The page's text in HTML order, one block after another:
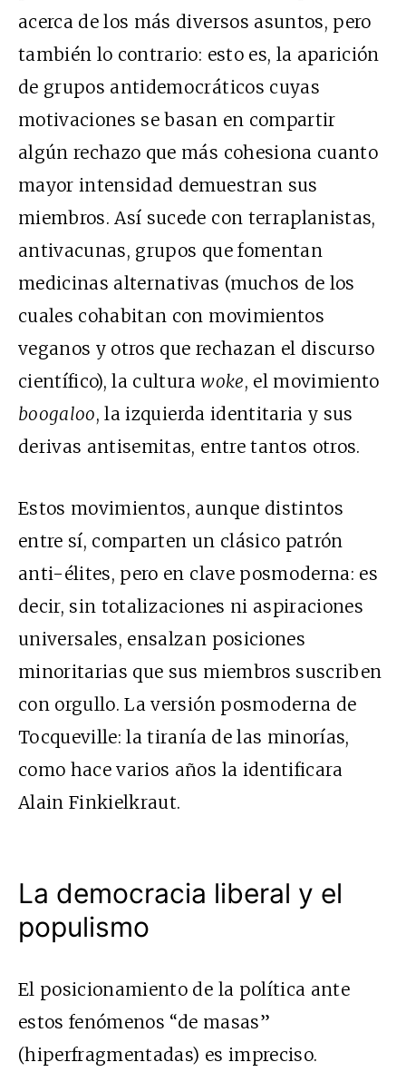
acerca de los más diversos asuntos, pero
también lo contrario: esto es, la aparición
de grupos antidemocráticos cuyas
motivaciones se basan en compartir
algún rechazo que más cohesiona cuanto
mayor intensidad demuestran sus
miembros. Así sucede con terraplanistas,
antivacunas, grupos que fomentan
medicinas alternativas (muchos de los
cuales cohabitan con movimientos
veganos y otros que rechazan el discurso
científico), la culturawoke, el movimiento
boogaloo, la izquierda identitaria y sus
derivas antisemitas, entre tantos otros.
Estos movimientos, aunque distintos
entre sí, comparten un clásico patrón
anti-élites, pero en clave posmoderna: es
decir, sin totalizaciones ni aspiraciones
universales, ensalzan posiciones
minoritarias que sus miembros suscriben
con orgullo. La versión posmoderna de
Tocqueville: la tiranía de las minorías,
como hace varios años la identificara
Alain Finkielkraut.
La democracia liberal y el
populismo
El posicionamiento de la política ante
estos fenómenos “de masas”
(hiperfragmentadas) es impreciso.